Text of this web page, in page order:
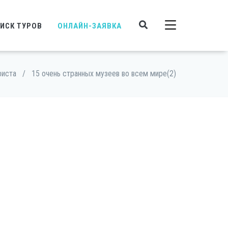
ТУРОВ ОНЛАЙН-ЗАЯВКА
/ 15 очень странных музеев во всем мире(2)